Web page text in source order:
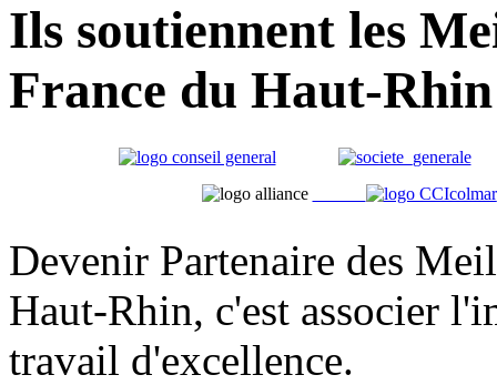
Ils soutiennent les
France du Haut-Rhin
Devenir Partenaire des
Haut-Rhin, c'est associer
travail d'excellence.